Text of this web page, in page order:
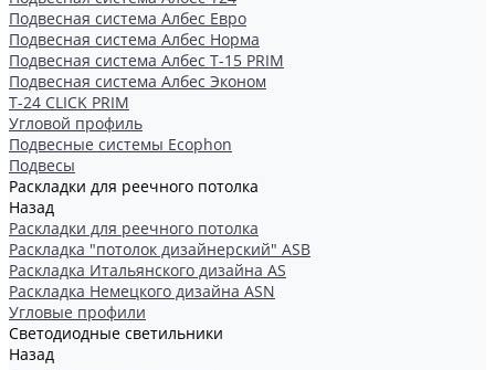
Подвесная система Албес Евро
Подвесная система Албес Норма
Подвесная система Албес Т-15 PRIM
Подвесная система Албес Эконом
Т-24 CLICK PRIM
Угловой профиль
Подвесные системы Ecophon
Подвесы
Раскладки для реечного потолка
Назад
Раскладки для реечного потолка
Раскладка "потолок дизайнерский" ASB
Раскладка Итальянского дизайна AS
Раскладка Немецкого дизайна АSN
Угловые профили
Светодиодные светильники
Назад